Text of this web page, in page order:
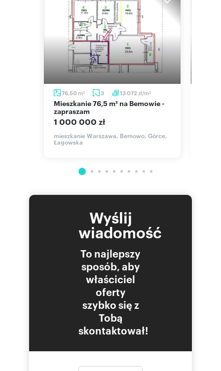
76,50 m2 3 13 072 zł/m2
Mieszkanie 76,5 m² na Bemowie -
zapraszam
1 000 000 zł
mieszkanie Warszawa, Bemowo, Górce,
Łagowska
Wyślij
wiadomość
To najlepszy
sposób, aby
właściciel
oferty
szybko się z
Tobą
skontaktował!